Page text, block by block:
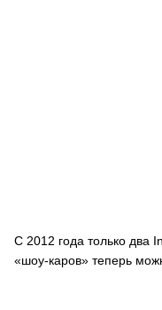
С 2012 года только два
«шоу-каров» теперь